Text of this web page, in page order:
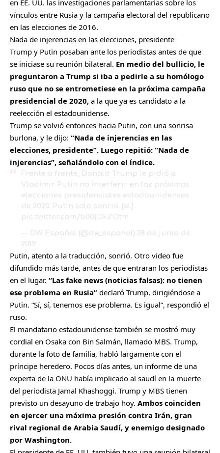
en EE. UU. las investigaciones parlamentarias sobre los
vínculos entre Rusia y la campaña electoral del republicano
en las elecciones de 2016.
Nada de injerencias en las elecciones, presidente
Trump y Putin posaban ante los periodistas antes de que
se iniciase su reunión bilateral. En medio del bullicio, le
preguntaron a Trump si iba a pedirle a su homólogo
ruso que no se entrometiese en la próxima campaña
presidencial de 2020, a la que ya es candidato a la
reelección el estadounidense.
Trump se volvió entonces hacia Putin, con una sonrisa
burlona, y le dijo: “Nada de injerencias en las
elecciones, presidente”. Luego repitió: “Nada de
injerencias”, señalándolo con el índice.
Frente a frente, Donald Trump le pidió a
Vladimir Putin no interferir en las próximas
elecciones presidenciales estadounidenses
de 2020. Putin solo sonrió. [el]
pic.twitter.com/b00jDkZOtm
— DW Español (@dw_espanol) 28 de junio de
2019
Putin, atento a la traducción, sonrió. Otro video fue
difundido más tarde, antes de que entraran los periodistas
en el lugar. “Las fake news (noticias falsas): no tienen
ese problema en Rusia” declaró Trump, dirigiéndose a
Putin. “Sí, sí, tenemos ese problema. Es igual”, respondió el
ruso.
El mandatario estadounidense también se mostró muy
cordial en Osaka con Bin Salmán, llamado MBS. Trump,
durante la foto de familia, habló largamente con el
príncipe heredero. Pocos días antes, un informe de una
experta de la ONU había implicado al saudí en la muerte
del periodista Jamal Khashoggi. Trump y MBS tienen
previsto un desayuno de trabajo hoy. Ambos coinciden
en ejercer una máxima presión contra Irán, gran
rival regional de Arabia Saudí, y enemigo designado
por Washington.